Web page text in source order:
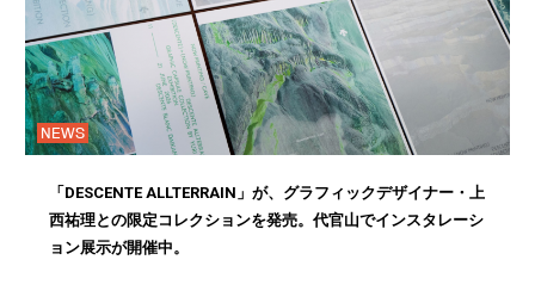
NEWS
「DESCENTE ALLTERRAIN」が、グラフィックデザイナー・上
西祐理との限定コレクションを発売。代官山でインスタレーシ
ョン展示が開催中。